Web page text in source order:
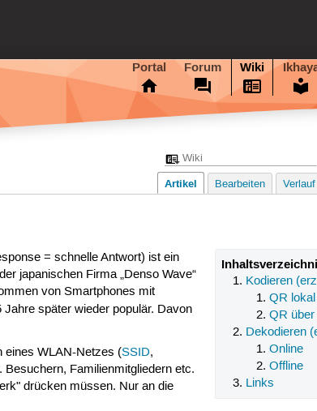
Portal Forum Wiki
Artikel Bearbeiten Verlauf
Kodieren
QR
QR
Dekodieren
Online
Offline
Links
= schnelle Antwort) ist ein
japanischen Firma „Denso Wave“
von Smartphones mit
Jahre später wieder populär. Davon
WLAN-Netzes (SSID,
Familienmitgliedern etc.
drücken müssen. Nur an die